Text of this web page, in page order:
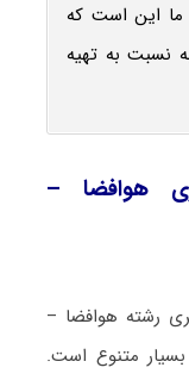
ما این است که
نسبت به تهیه
هوافضا –
رشته هوافضا –
متنوع است.